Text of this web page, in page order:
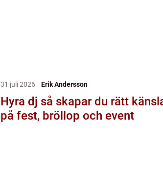
31 juli 2026 Erik Andersson
Hyra dj så skapar du rätt känsla
på fest, bröllop och event